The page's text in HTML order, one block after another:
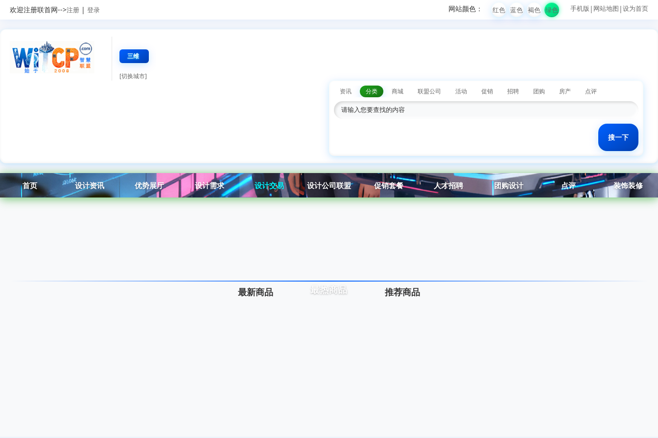
欢迎注册联首网-->注册 | 登录 手机版 | 网站地图 |设为首页
红色 蓝色 褐色 绿色
网站颜色：
三维
[切换城市]
资讯
分类 商城 联盟公司 活动 促销 招聘 团购 房产 点评
首页 设计资讯 优势展厅 设计需求 设计交易 设计公司联盟 促销套餐 人才招聘 团购设计 点评 装饰装修
最新商品 最热商品 推荐商品